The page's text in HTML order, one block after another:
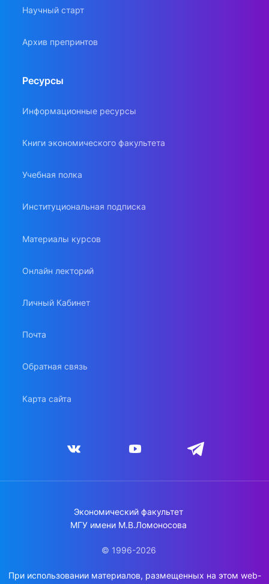
Научный старт
Архив препринтов
Ресурсы
Информационные ресурсы
Книги экономического факультета
Учебная полка
Институциональная подписка
Материалы курсов
Онлайн лекторий
Личный Кабинет
Почта
Обратная связь
Карта сайта
Экономический факультет
МГУ имени М.В.Ломоносова
© 1996-2026
При использовании материалов, размещенных на этом web-